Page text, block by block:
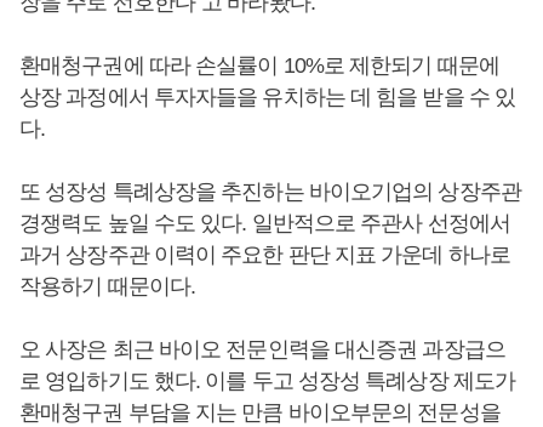
환매청구권에 따라 손실률이 10%로 제한되기 때문에
상장 과정에서 투자자들을 유치하는 데 힘을 받을 수 있
다.
또 성장성 특례상장을 추진하는 바이오기업의 상장주관
경쟁력도 높일 수도 있다. 일반적으로 주관사 선정에서
과거 상장주관 이력이 주요한 판단 지표 가운데 하나로
작용하기 때문이다.
오 사장은 최근 바이오 전문인력을 대신증권 과장급으
로 영입하기도 했다. 이를 두고 성장성 특례상장 제도가
환매청구권 부담을 지는 만큼 바이오부문의 전문성을